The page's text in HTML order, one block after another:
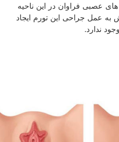
عصبی فراوان در این ناحیه
عمل جراحی این تورم ایجاد
ندارد.